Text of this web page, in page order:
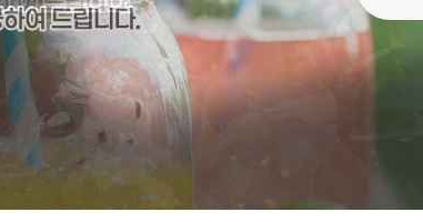
반자동커피머신판매